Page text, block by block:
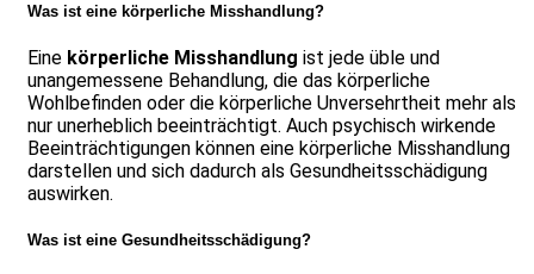
Was ist eine körperliche Misshandlung?
Eine körperliche Misshandlung ist jede üble und
unangemessene Behandlung, die das körperliche
Wohlbefinden oder die körperliche Unversehrtheit mehr als
nur unerheblich beeinträchtigt. Auch psychisch wirkende
Beeinträchtigungen können eine körperliche Misshandlung
darstellen und sich dadurch als Gesundheitsschädigung
auswirken.
Was ist eine Gesundheitsschädigung?